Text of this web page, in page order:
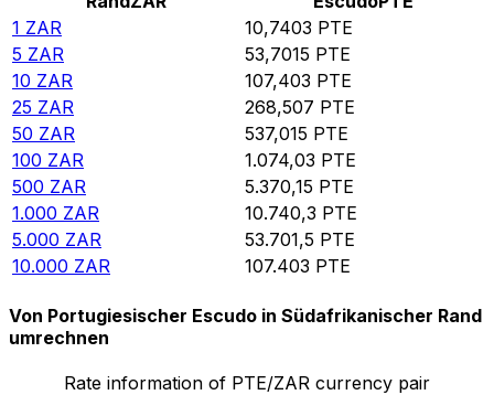
1 ZAR 10,7403 PTE
5 ZAR 53,7015 PTE
10 ZAR 107,403 PTE
25 ZAR 268,507 PTE
50 ZAR 537,015 PTE
100 ZAR 1.074,03 PTE
500 ZAR 5.370,15 PTE
1.000 ZAR 10.740,3 PTE
5.000 ZAR 53.701,5 PTE
10.000 ZAR 107.403 PTE
Von Portugiesischer Escudo in Südafrikanischer Rand
umrechnen
Rate information of PTE/ZAR currency pair